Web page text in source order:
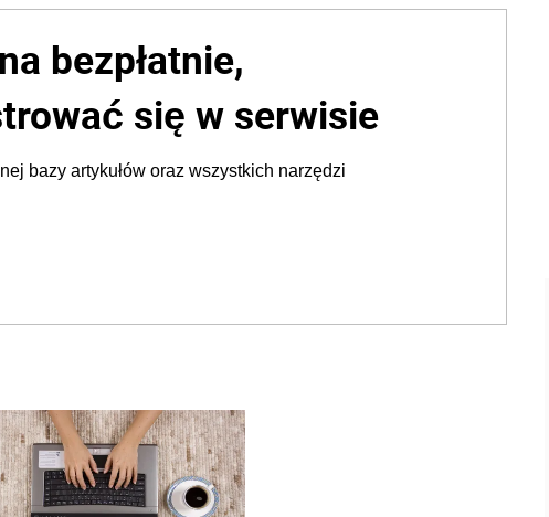
bezpłatnie,
się w serwisie
bazy artykułów oraz wszystkich narzędzi